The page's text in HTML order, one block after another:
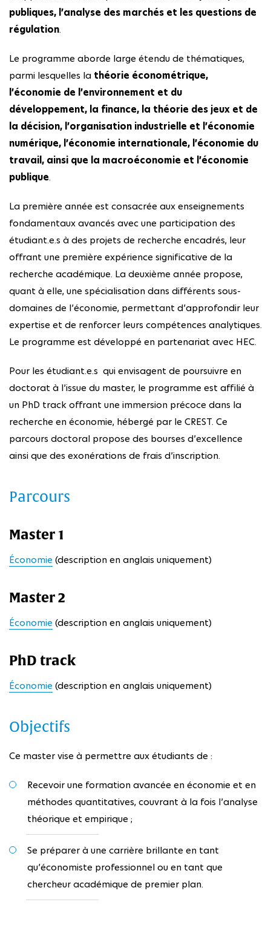
publiques, l’analyse des marchés et les questions de
régulation.
Le programme aborde large étendu de thématiques,
parmi lesquelles la théorie économétrique,
l’économie de l’environnement et du
développement, la finance, la théorie des jeux et de
la décision, l’organisation industrielle et l’économie
numérique, l’économie internationale, l’économie du
travail, ainsi que la macroéconomie et l’économie
publique.
La première année est consacrée aux enseignements
fondamentaux avancés avec une participation des
étudiant.e.s à des projets de recherche encadrés, leur
offrant une première expérience significative de la
recherche académique. La deuxième année propose,
quant à elle, une spécialisation dans différents sous-
domaines de l’économie, permettant d’approfondir leur
expertise et de renforcer leurs compétences analytiques.
Le programme est développé en partenariat avec HEC.
Pour les étudiant.e.s qui envisagent de poursuivre en
doctorat à l’issue du master, le programme est affilié à
un PhD track offrant une immersion précoce dans la
recherche en économie, hébergé par le CREST. Ce
parcours doctoral propose des bourses d’excellence
ainsi que des exonérations de frais d’inscription.
Parcours
Master 1
Économie (description en anglais uniquement)
Master 2
Économie (description en anglais uniquement)
PhD track
Économie (description en anglais uniquement)
Objectifs
Ce master vise à permettre aux étudiants de :
Recevoir une formation avancée en économie et en
méthodes quantitatives, couvrant à la fois l’analyse
théorique et empirique ;
Se préparer à une carrière brillante en tant
qu’économiste professionnel ou en tant que
chercheur académique de premier plan.